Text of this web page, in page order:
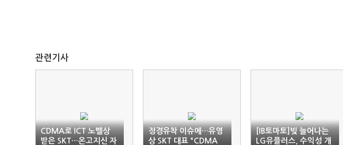
관련기사
CDMA로 ICT 노벨상
받은 SKT…온고지신 자
정경유착 이슈에…유영
상 SKT 대표 "CDMA
[IB토마토]빚 늘어나는
LG유플러스, 수익성 개